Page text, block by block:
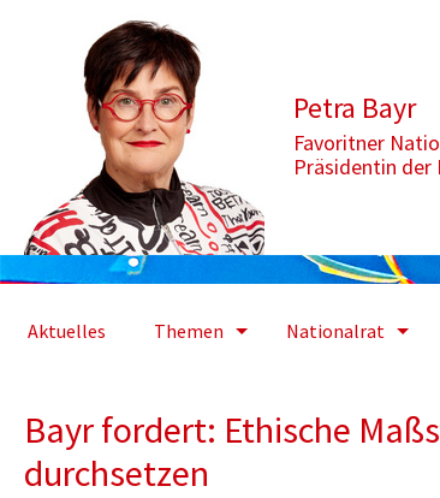
Petra Bayr
Favoritner
Präsidentin der
Aktuelles Themen Nationalrat
Bayr fordert: Ethische
durchsetzen